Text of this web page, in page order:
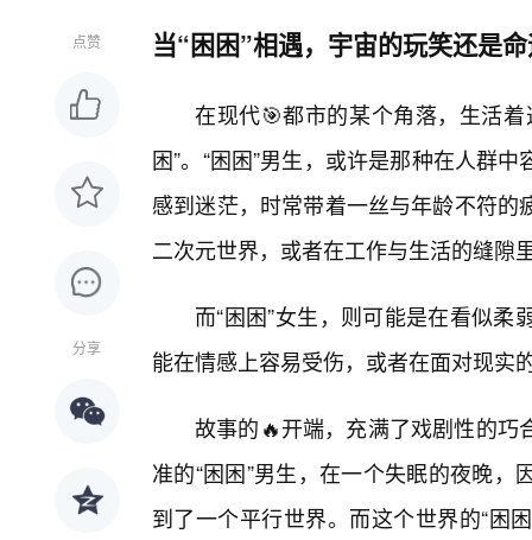
点赞
分享
当“困困”相遇，宇宙的玩笑还是
在现代🎯都市的某个角落，生活
困”。“困困”男生，或许是那种在人群
感到迷茫，时常带着一丝与年龄不符
二次元世界，或者在工作与生活的缝隙
而“困困”女生，则可能是在看似
能在情感上容易受伤，或者在面对现实
故事的🔥开端，充满了戏剧性的巧
准的“困困”男生，在一个失眠的夜晚
到了一个平行世界。而这个世界的“困